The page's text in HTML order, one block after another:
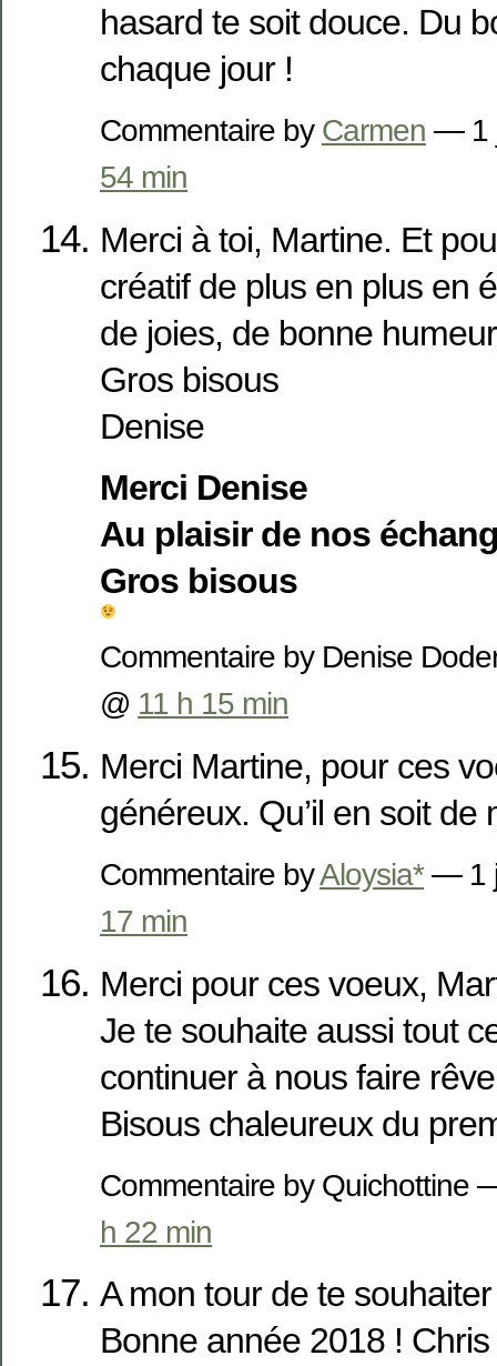
hasard te soit douce. Du
chaque jour !
Commentaire by Carmen — 1
54 min
Merci à toi, Martine. Et
créatif de plus en plus en
de joies, de bonne
Gros bisous
Denise
Merci Denise
Au plaisir de nos
Gros bisous
Commentaire by Denise
@ 11 h 15 min
Merci Martine, pour ces
généreux. Qu’il en soit de
Commentaire byAloysia*— 1
17 min
Merci pour ces voeux,
Je te souhaite aussi tout
continuer à nous faire
Bisous chaleureux du
Commentaire by Quichottine
h 22 min
A mon tour de te
Bonne année 2018 ! Chris